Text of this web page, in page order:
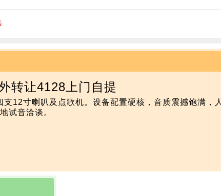
转让4128上门自提
12寸喇叭及点歌机。设备配置硬核，音质震撼饱满，
试音洽谈。